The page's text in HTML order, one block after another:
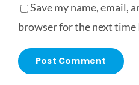
Save my name, email,
browser for the next time